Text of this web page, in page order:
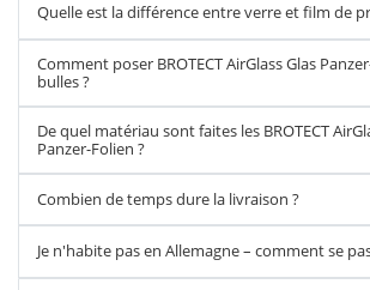
Quelle est la différence entre verre et film de
Comment poser BROTECT AirGlass Glas
bulles ?
De quel matériau sont faites les BROTECT
Panzer-Folien ?
Combien de temps dure la livraison ?
Je n'habite pas en Allemagne – comment se